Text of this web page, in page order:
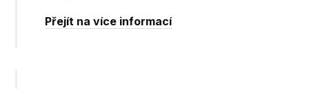
Přejít na více informací